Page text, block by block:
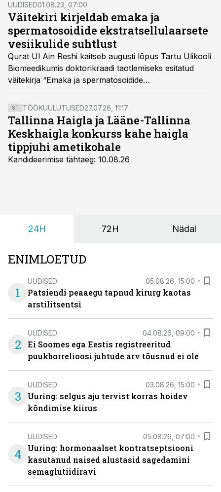
UUDISED01.08.23, 07:00
Väitekiri kirjeldab emaka ja
spermatosoidide ekstratsellulaarsete
vesiikulide suhtlust
Qurat Ul Ain Reshi kaitseb augusti lõpus Tartu Ülikooli
Biomeedikumis doktorikraadi taotlemiseks esitatud
väitekirja “Emaka ja spermatosoidide
ekstratsellulaarsete vesiikulide suhtluse iseloomustus
eostamiseelsel perioodil”.
ST TÖÖKUULUTUSED27.07.26, 11:17
Tallinna Haigla ja Lääne-Tallinna
Keskhaigla konkurss kahe haigla
tippjuhi ametikohale
Kandideerimise tähtaeg: 10.08.26
24H 72H Nädal
ENIMLOETUD
1
UUDISED 05.08.26, 15:00
Patsiendi peaaegu tapnud kirurg kaotas
arstilitsentsi
2
UUDISED 04.08.26, 09:00
Ei Soomes ega Eestis registreeritud
puukborrelioosi juhtude arv tõusnud ei ole
3
UUDISED 03.08.26, 15:00
Uuring: selgus aju tervist korras hoidev
kõndimise kiirus
4
UUDISED 05.08.26, 07:00
Uuring: hormonaalset kontratseptsiooni
kasutanud naised alustasid sagedamini
semaglutiidiravi